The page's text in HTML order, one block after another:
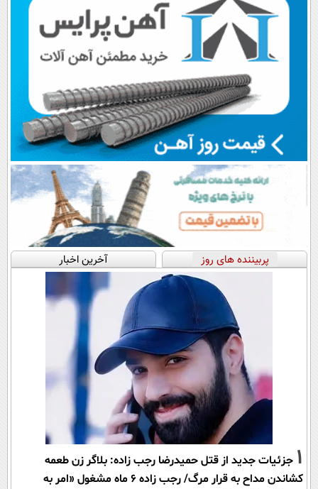
پربیننده های روز آخرین اخبار
1 جزئیات جدید از قتل حمیدرضا رجب زاده: بلاگر زن طعمه
کشاندن مداح به قرار مرگ/ رجب زاده 6 ماه مشغول «امر به